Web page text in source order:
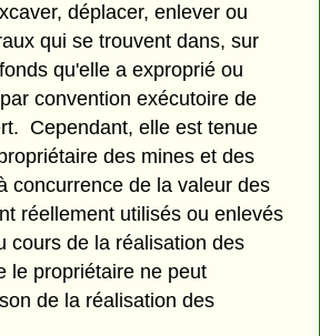
déplacer, enlever ou
qui se trouvent dans, sur
qu'elle a exproprié ou
convention exécutoire de
Cependant, elle est tenue
des mines et des
concurrence de la valeur des
réellement utilisés ou enlevés
cours de la réalisation des
le propriétaire ne peut
de la réalisation des